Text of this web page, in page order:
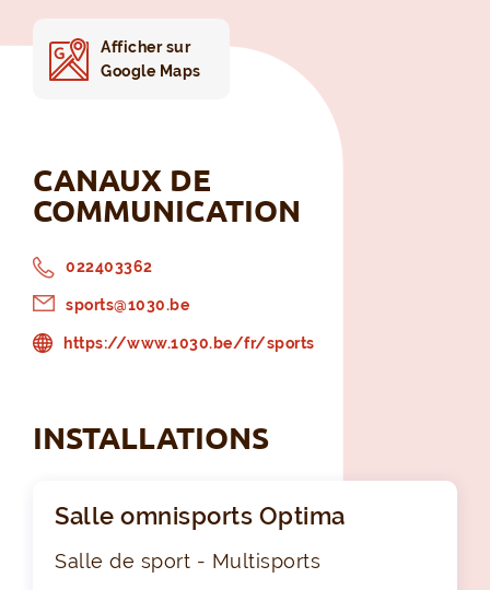
Afficher sur
Google Maps
CANAUX DE
COMMUNICATION
022403362
sports@1030.be
https://www.1030.be/fr/sports
INSTALLATIONS
Salle omnisports Optima
Salle de sport - Multisports